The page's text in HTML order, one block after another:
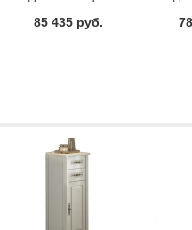
Черная
85 435 руб.